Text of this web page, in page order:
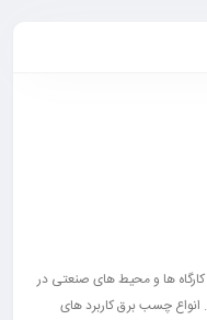
ها و محیط های صنعتی در
چسب برق کاربرد های